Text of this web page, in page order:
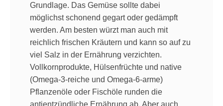
Grundlage. Das Gemüse sollte dabei
möglichst schonend gegart oder gedämpft
werden. Am besten würzt man auch mit
reichlich frischen Kräutern und kann so auf zu
viel Salz in der Ernährung verzichten.
Vollkornprodukte, Hülsenfrüchte und native
(Omega-3-reiche und Omega-6-arme)
Pflanzenöle oder Fischöle runden die
antientzündliche Ernährung ab. Aber auch